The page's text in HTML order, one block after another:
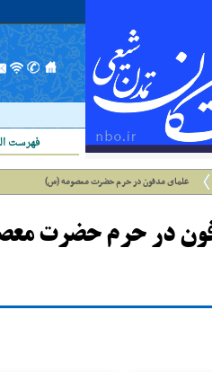
فهرست
علمای مدفون در حرم حضرت معصومه (س)
در حرم حضرت